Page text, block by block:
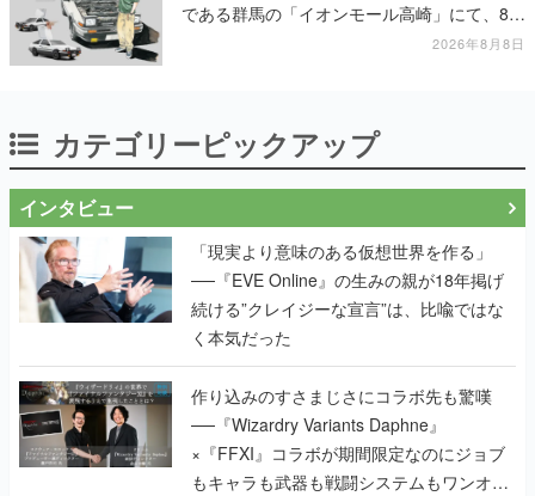
である群馬の「イオンモール高崎」にて、8月
11日から8月20日までの期間限定で開催予定
2026年8月8日
カテゴリーピックアップ
インタビュー
「現実より意味のある仮想世界を作る」
──『EVE Online』の生みの親が18年掲げ
続ける”クレイジーな宣言”は、比喩ではな
く本気だった
作り込みのすさまじさにコラボ先も驚嘆
──『Wizardry Variants Daphne』
×『FFXI』コラボが期間限定なのにジョブ
もキャラも武器も戦闘システムもワンオフ